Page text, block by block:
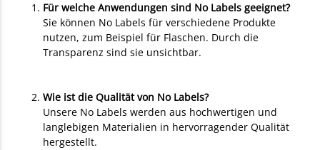
Für welche Anwendungen sind No Labels geeignet?
Sie können No Labels für verschiedene Produkte
nutzen, zum Beispiel für Flaschen. Durch die
Transparenz sind sie unsichtbar.
Wie ist die Qualität von No Labels?
Unsere No Labels werden aus hochwertigen und
langlebigen Materialien in hervorragender Qualität
hergestellt.